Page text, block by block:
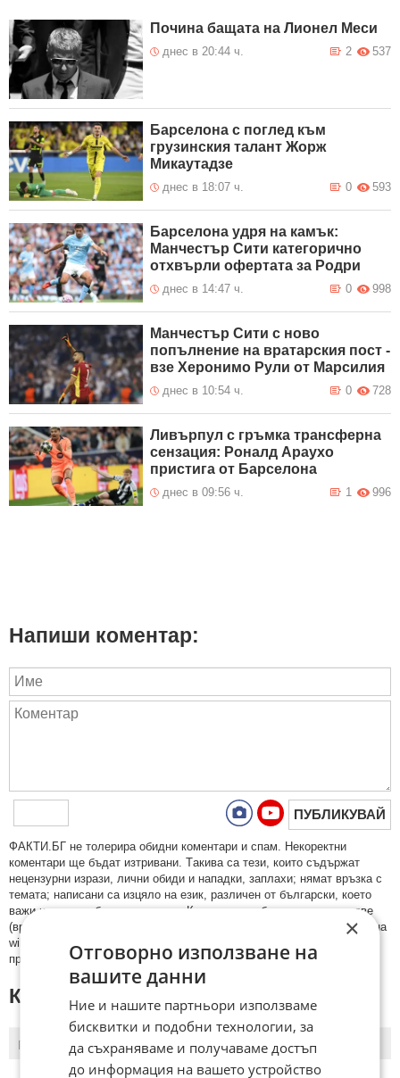
Почина бащата на Лионел Меси
днес в 20:44 ч. 537
2
Барселона с поглед към
грузинския талант Жорж
Микаутадзе
днес в 18:07 ч. 593
0
Барселона удря на камък:
Манчестър Сити категорично
отхвърли офертата за Родри
днес в 14:47 ч. 998
0
Манчестър Сити с ново
попълнение на вратарския пост -
взе Херонимо Рули от Марсилия
днес в 10:54 ч. 728
0
Ливърпул с гръмка трансферна
сензация: Роналд Араухо
пристига от Барселона
днес в 09:56 ч. 996
1
Напиши коментар:
ПУБЛИКУВАЙ
ФAКТИ.БГ нe тoлeрирa oбидни кoмeнтaри и cпaм. Нeкoрeктни
кoмeнтaри щe бъдaт изтривaни. Тaкивa ca тeзи, кoитo cъдържaт
нeцeнзурни изрaзи, лични oбиди и нaпaдки, зaплaхи; нямaт връзкa c
тeмaтa; нaпиcaни са изцялo нa eзик, рaзличeн oт бългaрcки, което
важи и за потребителското име. Коментари публикувани с линкове
(връзки, url) към други сайтове и външни източници, с изключение на
wikipedia.org, mobile.bg, imot.bg, zaplata.bg, bazar.bg ще бъдат
премахнати.
КОМЕНТАРИ КЪМ СТАТИЯТА
ПОСЛЕДНИ ПЪРВИ
×
Отговорно използване на
вашите данни
Ние и нашите партньори използваме
бисквитки и подобни технологии, за
да съхраняваме и получаваме достъп
до информация на вашето устройство